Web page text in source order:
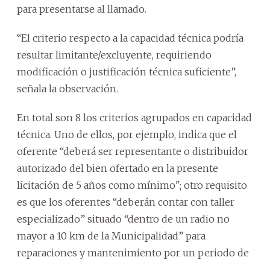
para presentarse al llamado.
“El criterio respecto a la capacidad técnica podría
resultar limitante/excluyente, requiriendo
modificación o justificación técnica suficiente”,
señala la observación.
En total son 8 los criterios agrupados en capacidad
técnica. Uno de ellos, por ejemplo, indica que el
oferente “deberá ser representante o distribuidor
autorizado del bien ofertado en la presente
licitación de 5 años como mínimo"; otro requisito
es que los oferentes “deberán contar con taller
especializado” situado “dentro de un radio no
mayor a 10 km de la Municipalidad” para
reparaciones y mantenimiento por un periodo de